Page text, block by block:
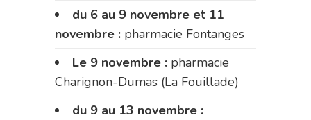
du 6 au 9 novembre et 11
novembre : pharmacie Fontanges
Le 9 novembre : pharmacie
Charignon-Dumas (La Fouillade)
du 9 au 13 novembre :